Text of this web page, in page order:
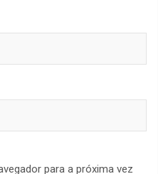
para a próxima vez